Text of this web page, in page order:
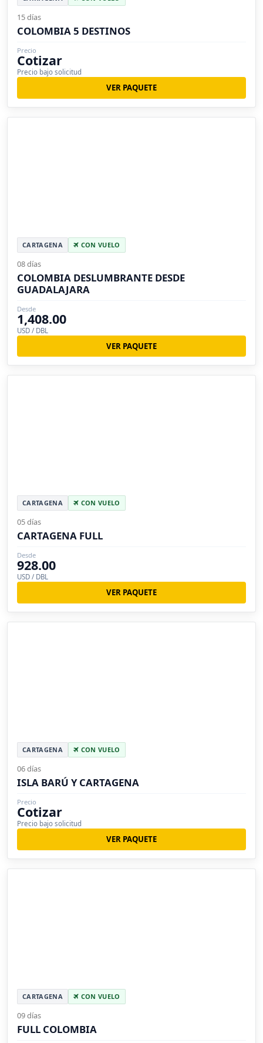
15 días
COLOMBIA 5 DESTINOS
Precio
Cotizar
Precio bajo solicitud
VER PAQUETE
CARTAGENA CON VUELO
08 días
COLOMBIA DESLUMBRANTE DESDE
GUADALAJARA
Desde
1,408.00
USD / DBL
VER PAQUETE
CARTAGENA CON VUELO
05 días
CARTAGENA FULL
Desde
928.00
USD / DBL
VER PAQUETE
CARTAGENA CON VUELO
06 días
ISLA BARÚ Y CARTAGENA
Precio
Cotizar
Precio bajo solicitud
VER PAQUETE
CARTAGENA CON VUELO
09 días
FULL COLOMBIA